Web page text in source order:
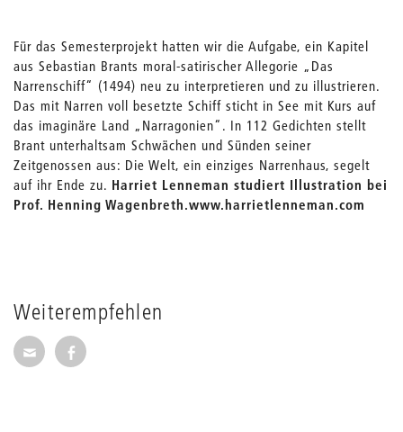
Weiterempfehlen
Seite per E-Mail weiterempfehlen
Seite auf Facebook weiterempfehlen
Für das Semesterprojekt hatten wir die Aufgabe, ein Kapitel
aus Sebastian Brants moral-satirischer Allegorie „Das
Narrenschiff“ (1494) neu zu interpretieren und zu illustrieren.
Das mit Narren voll besetzte Schiff sticht in See mit Kurs auf
das imaginäre Land „Narragonien“. In 112 Gedichten stellt
Brant unterhaltsam Schwächen und Sünden seiner
Zeitgenossen aus: Die Welt, ein einziges Narrenhaus, segelt
auf ihr Ende zu. Harriet Lenneman studiert Illustration bei
Prof. Henning Wagenbreth.www.harrietlenneman.com